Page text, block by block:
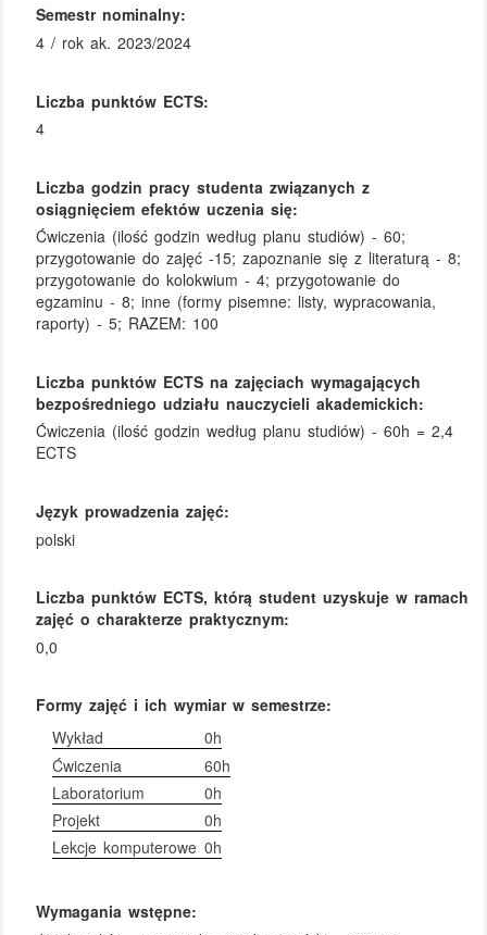
Semestr nominalny:
4 / rok ak. 2023/2024
Liczba punktów ECTS:
4
Liczba godzin pracy studenta związanych z
osiągnięciem efektów uczenia się:
Ćwiczenia (ilość godzin według planu studiów) - 60;
przygotowanie do zajęć -15; zapoznanie się z literaturą - 8;
przygotowanie do kolokwium - 4; przygotowanie do
egzaminu - 8; inne (formy pisemne: listy, wypracowania,
raporty) - 5; RAZEM: 100
Liczba punktów ECTS na zajęciach wymagających
bezpośredniego udziału nauczycieli akademickich:
Ćwiczenia (ilość godzin według planu studiów) - 60h = 2,4
ECTS
Język prowadzenia zajęć:
polski
Liczba punktów ECTS, którą student uzyskuje w ramach
zajęć o charakterze praktycznym:
0,0
Formy zajęć i ich wymiar w semestrze:
Wykład
0h
Ćwiczenia
60h
Laboratorium
0h
Projekt
0h
Lekcje komputerowe 0h
Wymagania wstępne: